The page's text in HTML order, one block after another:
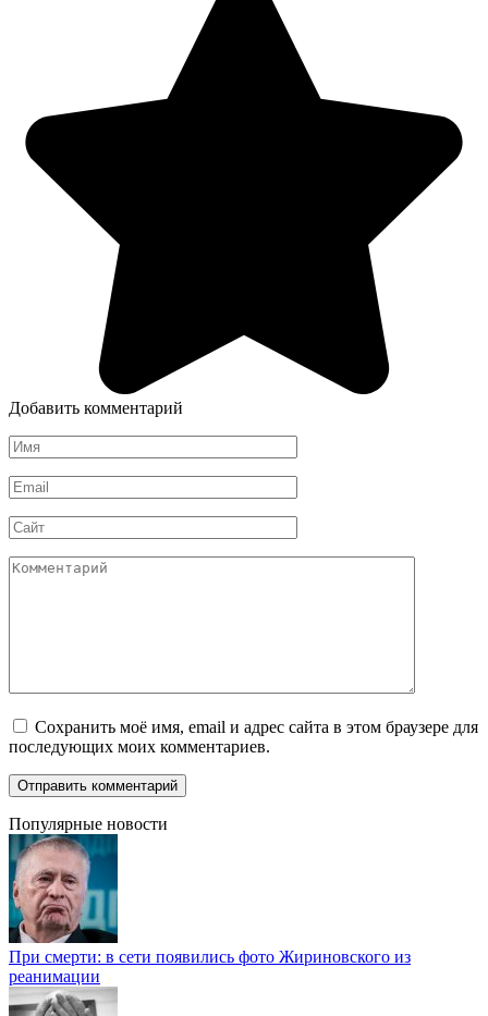
Добавить комментарий
Имя
*
Email
*
Сайт
Комментарий
Сохранить моё имя, email и адрес сайта в этом браузере для
последующих моих комментариев.
Популярные новости
При смерти: в сети появились фото Жириновского из
реанимации